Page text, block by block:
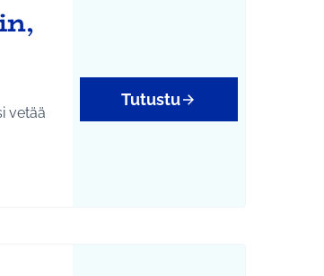
vetää
Tutustu